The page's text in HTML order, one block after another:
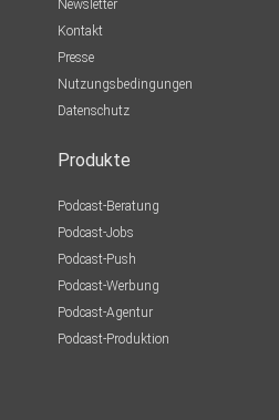
Newsletter
Kontakt
Presse
Nutzungsbedingungen
Datenschutz
Produkte
Podcast-Beratung
Podcast-Jobs
Podcast-Push
Podcast-Werbung
Podcast-Agentur
Podcast-Produktion